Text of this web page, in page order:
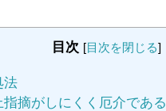
目次 [目次を閉じる]
法
摘がしにくく厄介である